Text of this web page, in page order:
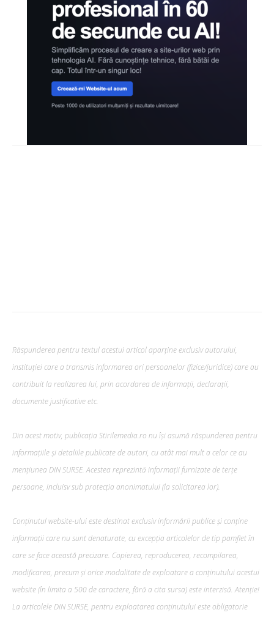
Răspunderea pentru textul acestui articol aparține exclusiv autorului,
instituției care a transmis informarea ori persoanelor (fizice/juridice) care au
contribuit la realizarea lui, prin acordarea de informații, declarații,
documente justificative etc.
Din acest motiv, publicația Stirilemedia.ro nu își asumă răspunderea pentru
informațiile și detaliile publicate de autori, cu atât mai mult a celor ce au
mențiunea DIN SURSE. Acestea reprezintă informații furnizate de terțe
persoane, incluisv sub protecția anonimatului (la solicitarea lor).
Conținutul website-ului este destinat exclusiv informării publice și conține
informații care nu sunt denaturate, cu excepția articolelor de tip pamflet în
care se face această precizare. Copierea, reproducerea, recompilarea,
modificarea, precum şi orice modalitate de exploatare a conținutului acestui
website (în limita a 500 de caractere, fără a cita sursa) este interzisă. Atenție!
La articolele DIN SURSE, pentru exploatarea conținutului este obligatorie